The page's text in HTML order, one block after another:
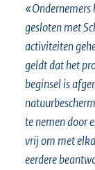
«Ondernemers
gesloten met
activiteiten
geldt dat het
beginsel is
te nemen door
vrij om met
eerdere